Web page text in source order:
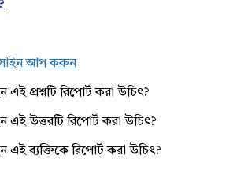
সাইন আপ করুন
প্রশ্নটি রিপোর্ট করা উচিৎ?
উত্তরটি রিপোর্ট করা উচিৎ?
ব্যক্তিকে রিপোর্ট করা উচিৎ?